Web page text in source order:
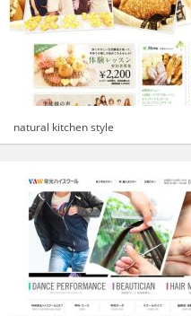
natural kitchen style